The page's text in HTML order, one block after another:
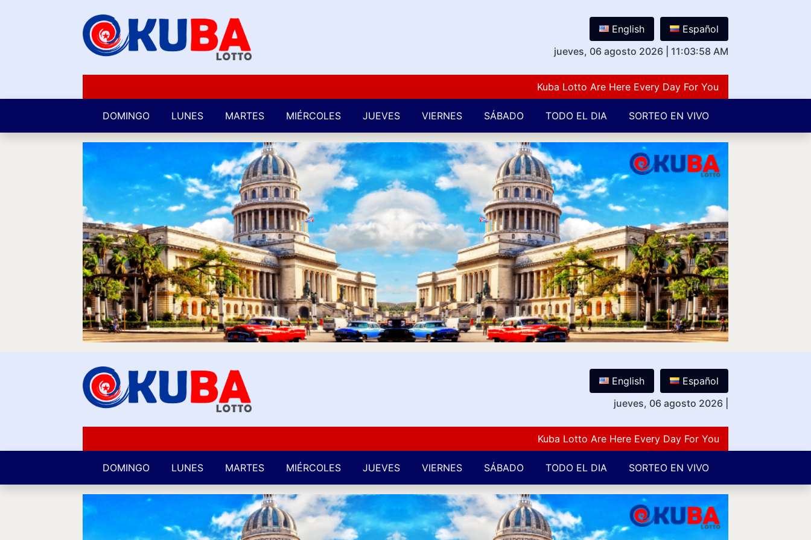
English
Español
jueves, 06 agosto 2026
11:04:00 AM
Kuba Lotto Are Here Every Day For You Lovers Of Number
DOMINGO LUNES MARTES MIÉRCOLES JUEVES VIERNES SÁBADO TODO EL DIA SORTEO EN VIVO
English
Español
jueves, 06 agosto 2026
Kuba Lotto Are Here Every Day For You Lovers Of Number
DOMINGO LUNES MARTES MIÉRCOLES JUEVES VIERNES SÁBADO TODO EL DIA SORTEO EN VIVO